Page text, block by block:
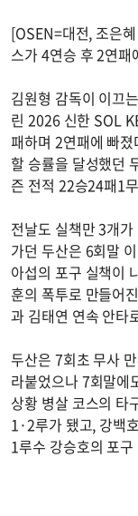
[OSEN=대전, 조은
스가 4연승 후 2연패
김원형 감독이 이끄
린 2026 신한 SOL
패하며 2연패에 빠
할 승률을 달성했던
즌 전적 22승24패1
전날도 실책만 3개
가던 두산은 6회말
아섭의 포구 실책이
훈의 폭투로 만들어
과 김태연 연속 안타
두산은 7회초 무사
라붙었으나 7회말에
상황 병살 코스의 타
1·2루가 됐고, 강백
1루수 강승호의 포